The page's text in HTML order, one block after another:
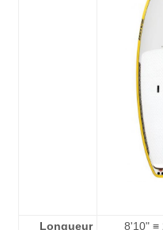
Longueur 8'10" ≡